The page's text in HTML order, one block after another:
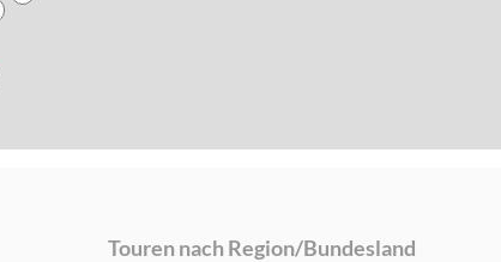
Touren nach Region/Bundesland